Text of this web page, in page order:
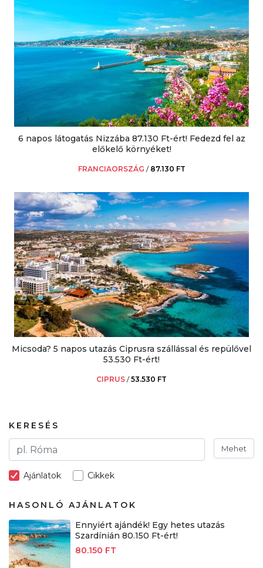
6 napos látogatás Nizzába 87.130 Ft-ért! Fedezd fel az
előkelő környéket!
FRANCIAORSZÁG / 87.130 FT
Micsoda? 5 napos utazás Ciprusra szállással és repülővel
53.530 Ft-ért!
CIPRUS /53.530 FT
KERESÉS
Mehet
Ajánlatok Cikkek
HASONLÓ AJÁNLATOK
Ennyiért ajándék! Egy hetes utazás
Szardínián 80.150 Ft-ért!
80.150 FT